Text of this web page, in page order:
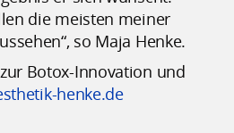
die meisten meiner
so Maja Henke.
Botox-Innovation und
henke.de